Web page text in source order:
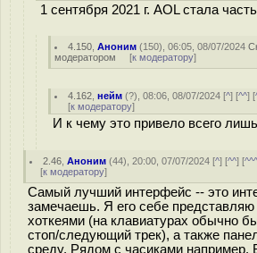
1 сентября 2021 г. AOL стала
4.150 ,Аноним (150), 06:05, 08/07/2024
модератором [к модератору]
4.162 ,нейм (?), 08:06, 08/07/2024 [^] [^^] [
[к модератору]
И к чему это привело всего
2.46 ,Аноним (44), 20:00, 07/07/2024 [^] [^^] [
[к модератору]
Самый лучший интерфейс -- это
замечаешь. Я его себе представляю
хоткеями (на клавиатурах обычно
стоп/следующий трек), а также
среду. Рядом с часиками например.